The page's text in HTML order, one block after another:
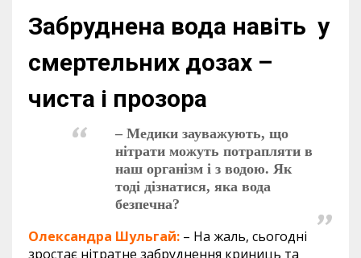
Забруднена вода навіть у
смертельних дозах –
чиста і прозора
– Медики зауважують, що
нітрати можуть потрапляти в
наш організм і з водою. Як
тоді дізнатися, яка вода
безпечна?
Олександра Шульгай: – На жаль, сьогодні
зростає нітратне забруднення криниць та